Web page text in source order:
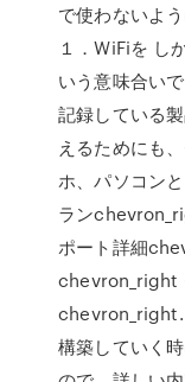
で使わないよ
１．WiFiを し
いう意味合い
記録している
えるためにも
ホ、パソコン
ラン
ポート詳細
chevron_right
chevron_right.
構築していく